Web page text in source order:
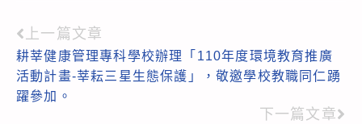
Read
more
articles
上一篇文章
耕莘健康管理專科學校辦理「110年度環境教育推廣
活動計畫-莘耘三星生態保護」，敬邀學校教職同仁踴
躍參加。
下一篇文章